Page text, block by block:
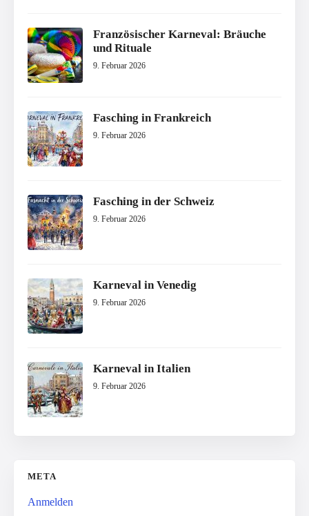
Französischer Karneval: Bräuche
und Rituale
9. Februar 2026
Fasching in Frankreich
9. Februar 2026
Fasching in der Schweiz
9. Februar 2026
Karneval in Venedig
9. Februar 2026
Karneval in Italien
9. Februar 2026
META
Anmelden